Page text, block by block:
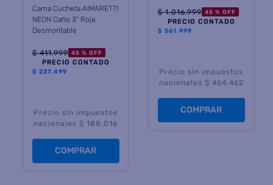
Cama Cucheta AIMARETTI
NEON Caño 3" Roja
Desmontable
$ 411.999 45 % OFF
PRECIO CONTADO
$ 227.499
Precio sin impuestos
nacionales $ 188.016
COMPRAR
$ 1.016.999 45 % OFF
PRECIO CONTADO
$ 561.999
Precio sin impuestos
nacionales $ 464.462
COMPRAR